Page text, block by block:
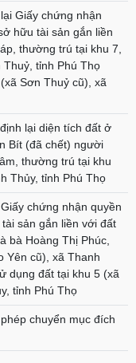
Giấy chứng nhận
hữu tài sản gắn liền
thường trú tại khu 7,
tỉnh Phú Thọ
Sơn Thuỷ cũ), xã
lại diện tích đất ở
Bít (đã chết) người
thường trú tại khu
Thủy, tỉnh Phú Thọ
chứng nhận quyền
sản gắn liền với đất
bà Hoàng Thị Phúc,
Yên cũ), xã Thanh
dụng đất tại khu 5 (xã
tỉnh Phú Thọ
chuyển mục đích